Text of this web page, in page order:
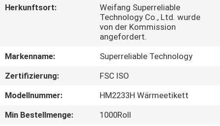
FABRIK-
QUALITÄTSKONTROLLE
Herkunftsort:
Weifang Superreliable
Technology Co., Ltd. wurde
von der Kommission
angefordert.
Markenname:
Superreliable Technology
Zertifizierung:
FSC ISO
Modellnummer:
HM2233H Wärmeetikett
Min Bestellmenge:
1000Roll